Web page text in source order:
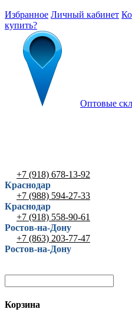
Избранное Личный кабинет
купить?
Оптовые
+7 (918) 678-13-92
Краснодар
+7 (988) 594-27-33
Краснодар
+7 (918) 558-90-61
Ростов-на-Дону
+7 (863) 203-77-47
Ростов-на-Дону
Корзина